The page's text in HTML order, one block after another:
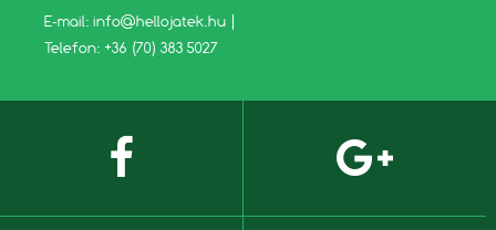
E-mail: info@hellojatek.hu
Telefon: +36 (70) 383 5027